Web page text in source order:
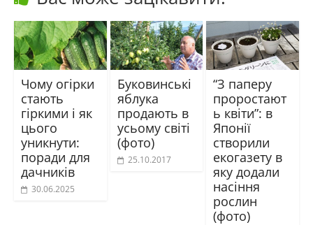
Чому огірки
стають
гіркими і як
цього
уникнути:
поради для
дачників
30.06.2025
Буковинські
яблука
продають в
усьому світі
(фото)
25.10.2017
“З паперу
проростают
ь квіти”: в
Японії
створили
екогазету в
яку додали
насіння
рослин
(фото)